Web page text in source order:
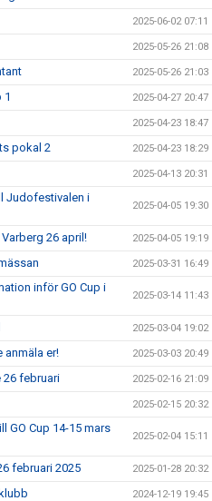
2025-06-02 07:11
2025-05-26 21:08
2025-05-26 21:03
1 2025-04-27 20:47
2025-04-23 18:47
pokal 2 2025-04-23 18:29
2025-04-13 20:31
Judofestivalen i
2025-04-05 19:30
26 april! 2025-04-05 19:19
2025-03-31 16:49
inför GO Cup i
2025-03-14 11:43
2025-03-04 19:02
anmäla er! 2025-03-03 20:49
26 februari 2025-02-16 21:09
2025-02-15 20:32
GO Cup 14-15 mars
2025-02-04 15:11
februari 2025 2025-01-28 20:32
2024-12-19 19:45